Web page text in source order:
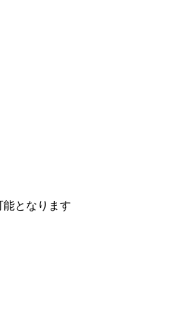
となります